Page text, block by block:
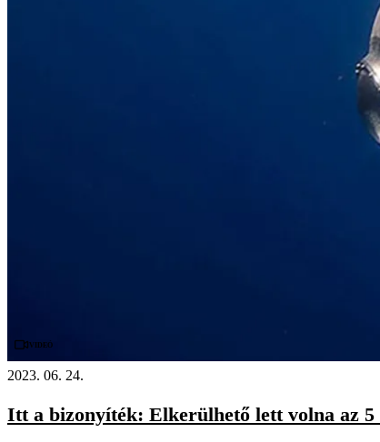
Videó
2023. 06. 24.
Itt a bizonyíték: Elkerülhető lett volna az